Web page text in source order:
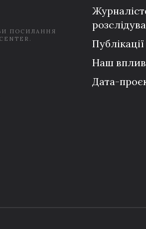
ПОСИЛАННЯ
Публікації
Наш вплив
Дата-